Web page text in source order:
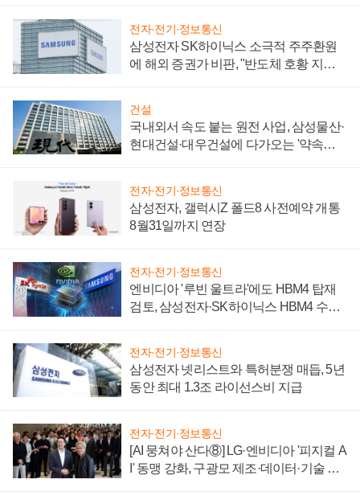
전자·전기·정보통신
삼성전자 SK하이닉스 소극적 주주환원
에 해외 증권가 비판, "반도체 호황 지속
건설
국내외서 속도 붙는 원전 사업, 삼성물산·
현대건설·대우건설에 다가오는 '약속의
전자·전기·정보통신
삼성전자, 갤럭시Z 폴드8 사전예약 개통
8월31일까지 연장
전자·전기·정보통신
엔비디아 '루빈 울트라'에도 HBM4 탑재
검토, 삼성전자·SK하이닉스 HBM4 수율
전자·전기·정보통신
삼성전자 넷리스트와 특허분쟁 매듭, 5년
동안 최대 1.3조 라이선스비 지급
전자·전기·정보통신
[AI 뭉쳐야 산다⑧] LG·엔비디아 '피지컬 A
I' 동맹 강화, 구광모 제조·데이터·기술 결